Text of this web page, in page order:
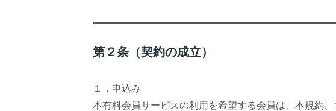
第２条（契約の成立）
１．申込み
本有料会員サービスの利用を希望する会員は、本規約